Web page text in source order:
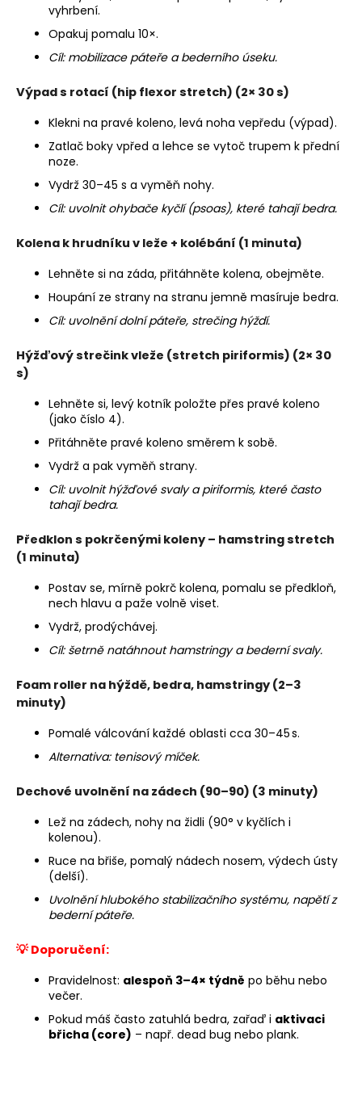
vyhrbení.
Opakuj pomalu 10×.
Cíl: mobilizace páteře a bederního úseku.
Výpad s rotací (hip flexor stretch) (2× 30 s)
Klekni na pravé koleno, levá noha vepředu (výpad).
Zatlač boky vpřed a lehce se vytoč trupem k přední
noze.
Vydrž 30–45 s a vyměň nohy.
Cíl: uvolnit ohybače kyčlí (psoas), které tahají bedra.
Kolena k hrudníku v leže + kolébání (1 minuta)
Lehněte si na záda, přitáhněte kolena, obejměte.
Houpání ze strany na stranu jemně masíruje bedra.
Cíl: uvolnění dolní páteře, strečing hýždí.
Hýžďový strečink vleže (stretch piriformis) (2× 30
s)
Lehněte si, levý kotník položte přes pravé koleno
(jako číslo 4).
Přitáhněte pravé koleno směrem k sobě.
Vydrž a pak vyměň strany.
Cíl: uvolnit hýžďové svaly a piriformis, které často
tahají bedra.
Předklon s pokrčenými koleny – hamstring stretch
(1 minuta)
Postav se, mírně pokrč kolena, pomalu se předkloň,
nech hlavu a paže volně viset.
Vydrž, prodýchávej.
Cíl: šetrně natáhnout hamstringy a bederní svaly.
Foam roller na hýždě, bedra, hamstringy (2–3
minuty)
Pomalé válcování každé oblasti cca 30–45 s.
Alternativa: tenisový míček.
Dechové uvolnění na zádech (90–90) (3 minuty)
Lež na zádech, nohy na židli (90° v kyčlích i
kolenou).
Ruce na břiše, pomalý nádech nosem, výdech ústy
(delší).
Uvolnění hlubokého stabilizačního systému, napětí z
bederní páteře.
💡 Doporučení:
Pravidelnost: alespoň 3–4× týdně po běhu nebo
večer.
Pokud máš často zatuhlá bedra, zařaď i aktivaci
břicha (core) – např. dead bug nebo plank.